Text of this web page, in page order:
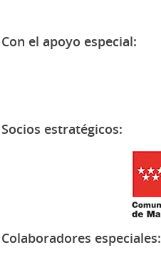
Con el apoyo especial:
Socios estratégicos:
Colaboradores especiales: